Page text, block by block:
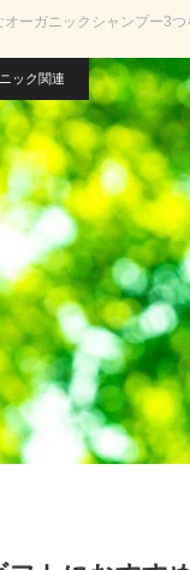
ーガニックシャンプー3つ
ック関連